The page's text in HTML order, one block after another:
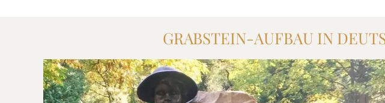
GRABSTEIN-AUFBAU IN